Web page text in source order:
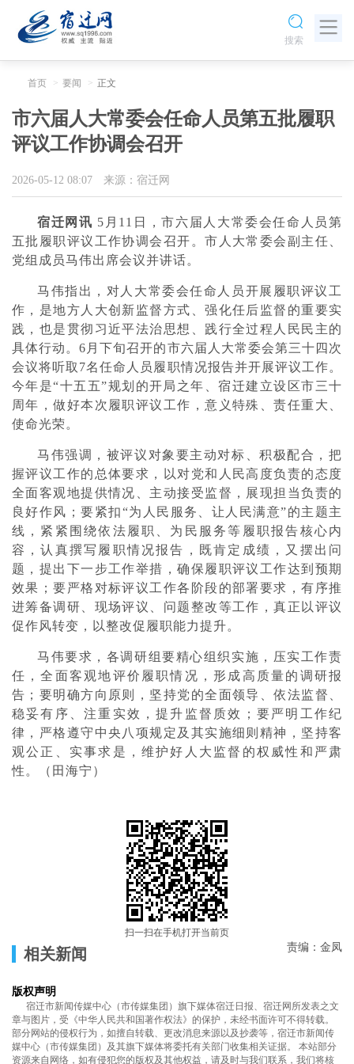
搜索
首页 要闻 正文
市六届人大常委会任命人员第五批履职
评议工作协调会召开
2026-05-12 08:07 来源：宿迁网
宿迁网讯 5月11日，市六届人大常委会任命人员第
五批履职评议工作协调会召开。市人大常委会副主任、
党组成员马伟出席会议并讲话。
马伟指出，对人大常委会任命人员开展履职评议工
作，是地方人大创新监督方式、强化任后监督的重要实
践，也是贯彻习近平法治思想、践行全过程人民民主的
具体行动。6月下旬召开的市六届人大常委会第三十四次
会议将听取7名任命人员履职情况报告并开展评议工作。
今年是“十五五”规划的开局之年、宿迁建立设区市三十
周年，做好本次履职评议工作，意义特殊、责任重大、
使命光荣。
马伟强调，被评议对象要主动对标、积极配合，把
握评议工作的总体要求，以对党和人民高度负责的态度
全面客观地提供情况、主动接受监督，展现担当负责的
良好作风；要紧扣“为人民服务、让人民满意”的主题主
线，紧紧围绕依法履职、为民服务等履职报告核心内
容，认真撰写履职情况报告，既肯定成绩，又摆出问
题，提出下一步工作举措，确保履职评议工作达到预期
效果；要严格对标评议工作各阶段的部署要求，有序推
进筹备调研、现场评议、问题整改等工作，真正以评议
促作风转变，以整改促履职能力提升。
马伟要求，各调研组要精心组织实施，压实工作责
任，全面客观地评价履职情况，形成高质量的调研报
告；要明确方向原则，坚持党的全面领导、依法监督、
稳妥有序、注重实效，提升监督质效；要严明工作纪
律，严格遵守中央八项规定及其实施细则精神，坚持客
观公正、实事求是，维护好人大监督的权威性和严肃
性。（田海宁）
扫一扫在手机打开当前页
责编：金凤
相关新闻
版权声明
宿迁市新闻传媒中心（市传媒集团）旗下媒体宿迁日报、宿迁网所发表之文
章与图片，受《中华人民共和国著作权法》的保护，未经书面许可不得转载。
部分网站的侵权行为，如擅自转载、更改消息来源以及抄袭等，宿迁市新闻传
媒中心（市传媒集团）及其旗下媒体将委托有关部门收集相关证据。 本站部分
资源来自网络，如有侵犯您的版权及其他权益，请及时与我们联系，我们将核